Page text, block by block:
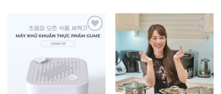
wishlist
Add to
wishlist